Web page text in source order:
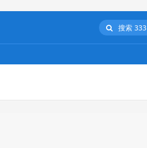
搜索 333